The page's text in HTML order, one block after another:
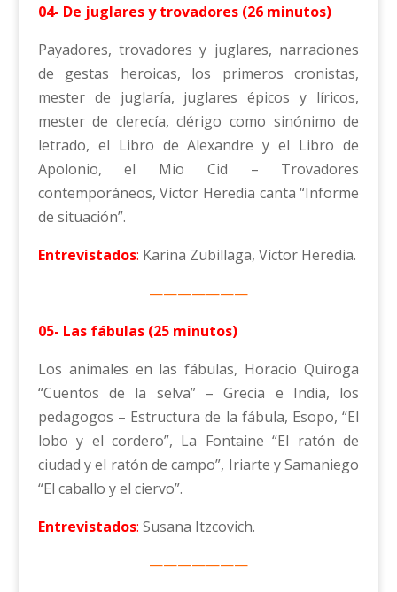
04- De juglares y trovadores (26 minutos)
Payadores, trovadores y juglares, narraciones
de gestas heroicas, los primeros cronistas,
mester de juglaría, juglares épicos y líricos,
mester de clerecía, clérigo como sinónimo de
letrado, el Libro de Alexandre y el Libro de
Apolonio, el Mio Cid – Trovadores
contemporáneos, Víctor Heredia canta “Informe
de situación”.
Entrevistados: Karina Zubillaga, Víctor Heredia.
———————
05- Las fábulas (25 minutos)
Los animales en las fábulas, Horacio Quiroga
“Cuentos de la selva” – Grecia e India, los
pedagogos – Estructura de la fábula, Esopo, “El
lobo y el cordero”, La Fontaine “El ratón de
ciudad y el ratón de campo”, Iriarte y Samaniego
“El caballo y el ciervo”.
Entrevistados: Susana Itzcovich.
———————